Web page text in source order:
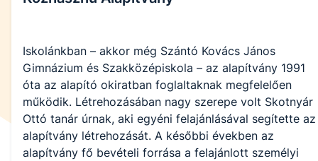
Iskolánkban – akkor még Szántó Kovács János
Gimnázium és Szakközépiskola – az alapítvány 1991
óta az alapító okiratban foglaltaknak megfelelően
működik. Létrehozásában nagy szerepe volt Skotnyár
Ottó tanár úrnak, aki egyéni felajánlásával segítette az
alapítvány létrehozását. A későbbi években az
alapítvány fő bevételi forrása a felajánlott személyi